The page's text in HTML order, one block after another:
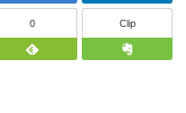
Pocket
0
Feedly
Clip